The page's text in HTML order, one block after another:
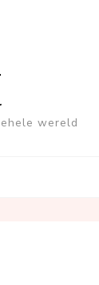
wereld